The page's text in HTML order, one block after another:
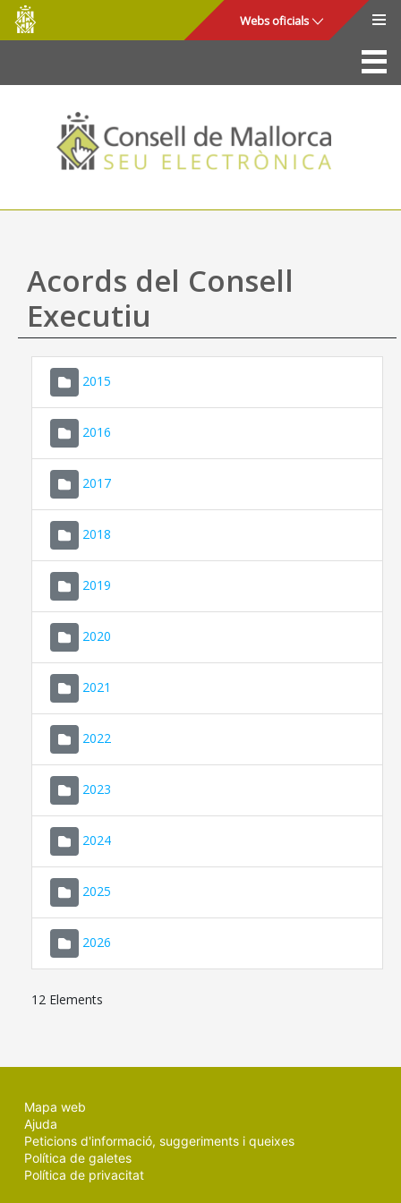
Salta al contingut principal
Consell
de
Mallorca
Webs oficials
La Seu
Consell de Mallorca
Accés i seguretat
Utilitats
Ajuda
Acords del Consell
Executiu
2015
2016
2017
2018
2019
2020
2021
2022
2023
2024
2025
2026
12 Elements
Mapa web
Ajuda
Peticions d'informació, suggeriments i queixes
Política de galetes
Política de privacitat